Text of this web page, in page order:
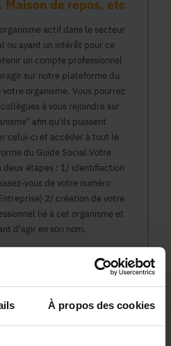
À propos des cookies
Maison de repos, etc
actif dans le secteur
ou ayant un intérêt pour ce
un compte professionnel
sur notre plateforme du
organisme. Vous pourrez
à vous rejoindre sur
afin qu'ils puissent
celui-ci et accéder à tout le
du Guide Social.Votre
étapes : 1/ identifiaction
vous de votre numéro
2/ création de votre
lié à cet organisme et
d'agir en son nom.